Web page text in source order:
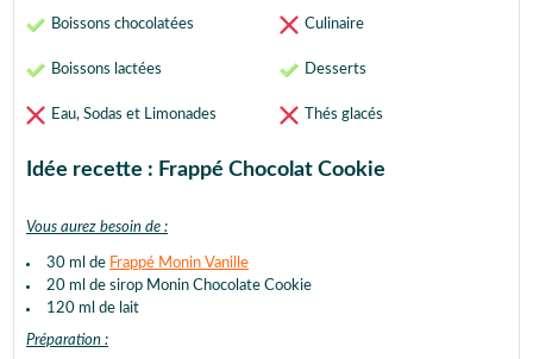
Boissons chocolatées
Boissons lactées
Eau, Sodas et Limonades
Culinaire
Desserts
Thés glacés
Idée recette : Frappé Chocolat Cookie
Vous aurez besoin de :
30 ml de Frappé Monin Vanille
20 ml de sirop Monin Chocolate Cookie
120 ml de lait
Préparation :